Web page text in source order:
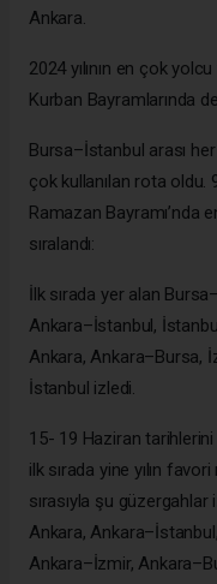
Ankara.
2024 yılının en çok
Kurban Bayramlarında
Bursa–İstanbul arası
çok kullanılan rota oldu.
Ramazan Bayramı’nda
sıralandı:
İlk sırada yer alan
Ankara–İstanbul,
Ankara, Ankara–Bursa,
İstanbul izledi.
15- 19 Haziran
ilk sırada yine yılın
sırasıyla şu
Ankara,
Ankara–İzmir,